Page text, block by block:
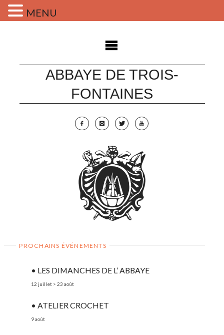
ABBAYE DE TROIS-
FONTAINES
PROCHAINS ÉVÉNEMENTS
• LES DIMANCHES DE L’ ABBAYE
12 juillet >23 août
• ATELIER CROCHET
9 août
MENU